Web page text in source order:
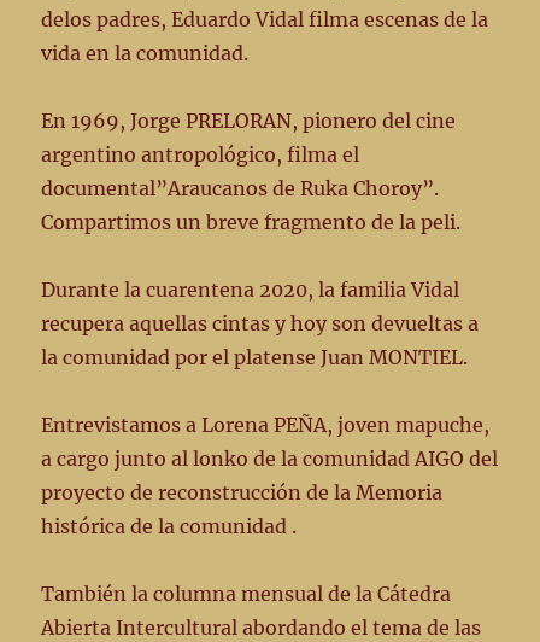
delos padres, Eduardo Vidal filma escenas de la
vida en la comunidad.
En 1969, Jorge PRELORAN, pionero del cine
argentino antropológico, filma el
documental”Araucanos de Ruka Choroy”.
Compartimos un breve fragmento de la peli.
Durante la cuarentena 2020, la familia Vidal
recupera aquellas cintas y hoy son devueltas a
la comunidad por el platense Juan MONTIEL.
Entrevistamos a Lorena PEÑA, joven mapuche,
a cargo junto al lonko de la comunidad AIGO del
proyecto de reconstrucción de la Memoria
histórica de la comunidad .
También la columna mensual de la Cátedra
Abierta Intercultural abordando el tema de las